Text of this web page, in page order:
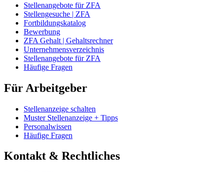
Stellenangebote für ZFA
Stellengesuche | ZFA
Fortbildungskatalog
Bewerbung
ZFA Gehalt | Gehaltsrechner
Unternehmensverzeichnis
Stellenangebote für ZFA
Häufige Fragen
Für Arbeitgeber
Stellenanzeige schalten
Muster Stellenanzeige + Tipps
Personalwissen
Häufige Fragen
Kontakt & Rechtliches